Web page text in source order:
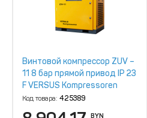
Винтовой компрессор ZUV –
11 8 бар прямой привод IP 23
F VERSUS Kompressoren
Код товара: 425389
BYN